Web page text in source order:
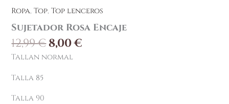
Ropa,Top,Top lenceros
Sujetador Rosa Encaje
12,99€8,00€
Tallan normal
Talla 85
Talla 90